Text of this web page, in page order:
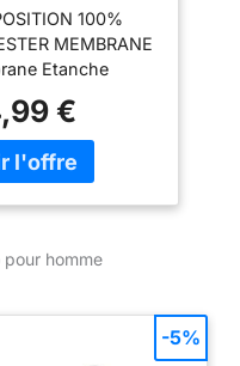
100%
MEMBRANE
Etanche
€
pour homme
-5%